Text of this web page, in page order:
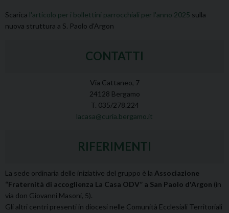
Scarica l'articolo per i bollettini parrocchiali per l'anno 2025 sulla
nuova struttura a S. Paolo d'Argon
CONTATTI
Via Cattaneo, 7
24128 Bergamo
T. 035/278.224
lacasa@curia.bergamo.it
RIFERIMENTI
La sede ordinaria delle iniziative del gruppo è la Associazione
“Fraternità di accoglienza La Casa ODV” a San Paolo d'Argon (in
via don Giovanni Masoni, 5).
Gli altri centri presenti in diocesi nelle Comunità Ecclesiali Territoriali